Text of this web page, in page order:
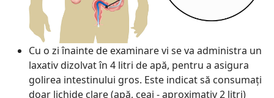
Cu o zi înainte de examinare vi se va administra un
laxativ dizolvat în 4 litri de apă, pentru a asigura
golirea intestinului gros. Este indicat să consumaţi
doar lichide clare (apă, ceai - aproximativ 2 litri)